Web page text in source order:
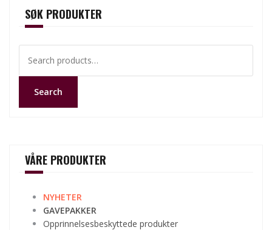
SØK PRODUKTER
for:
Search
VÅRE PRODUKTER
NYHETER
GAVEPAKKER
Opprinnelsesbeskyttede produkter